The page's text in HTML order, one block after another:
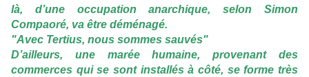
là, d’une occupation anarchique, selon Simon
Compaoré, va être déménagé.
"Avec Tertius, nous sommes sauvés"
D’ailleurs, une marée humaine, provenant des
commerces qui se sont installés à côté, se forme très